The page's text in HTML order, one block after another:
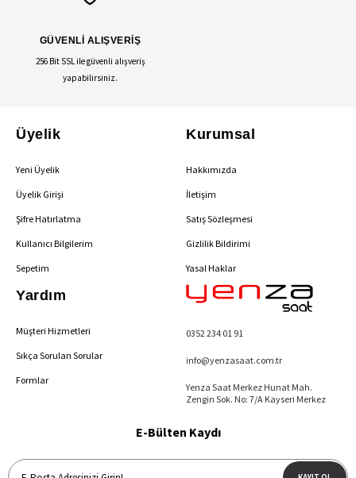
GÜVENLİ ALIŞVERİŞ
256 Bit SSL ile güvenli alışveriş
yapabilirsiniz.
Üyelik
Yeni Üyelik
Üyelik Girişi
Şifre Hatırlatma
Kullanıcı Bilgilerim
Sepetim
Kurumsal
Hakkımızda
İletişim
Satış Sözleşmesi
Gizlilik Bildirimi
Yasal Haklar
Yardım
Müşteri Hizmetleri
Sıkça Sorulan Sorular
Formlar
0352 234 01 91
info@yenzasaat.com.tr
Yenza Saat Merkez Hunat Mah.
Zengin Sok. No: 7/A Kayseri Merkez
E-Bülten Kaydı